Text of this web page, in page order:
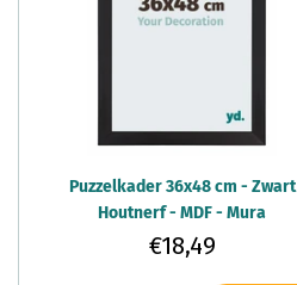
Puzzelkader 36x48 cm - Zwart
Houtnerf - MDF - Mura
€18,49